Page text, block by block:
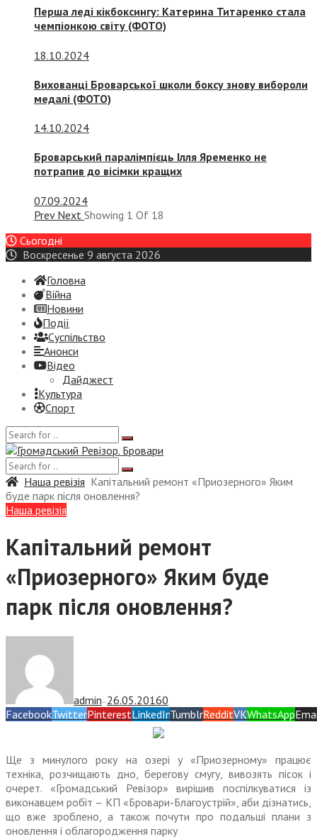
Перша леді кікбоксингу: Катерина Титаренко стала
чемпіонкою світу (ФОТО)
18.10.2024
Вихованці Броварської школи боксу знову вибороли
медалі (ФОТО)
14.10.2024
Броварський паралімпієць Ілля Яременко не
потрапив до вісімки кращих
07.09.2024
Prev Next Showing 1 Of 18
Сьогодні
Воскресенье 9 августа 2026
Головна
Війна
Новини
Події
Суспiльство
Анонси
Відео
Дайджест
Культура
Спорт
Наша ревізія Капітальний ремонт «Приозерного» Яким
буде парк після оновлення?
Наша ревізія
Капітальний ремонт
«Приозерного» Яким буде
парк після оновлення?
admin — 26.05.20160
FacebookTwitterPinterestLinkedInTumblrRedditVKWhatsApp
Ще з минулого року на озері у «Приозерному» працює
техніка, розчищають дно, берегову смугу, вивозять пісок і
очерет. «Громадський Ревізор» вирішив поспілкуватися із
виконавцем робіт – КП «Бровари-Благоустрій», аби дізнатись,
що вже зроблено, а також почути про подальші плани з
оновлення і облагородження парку